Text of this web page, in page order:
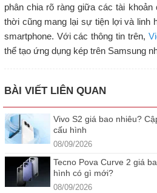
phân chia rõ ràng giữa các tài
thời cũng mang lại sự tiện lợi và linh
smartphone. Với các thông tin trên,
thể tạo ứng dụng kép trên Samsung
BÀI VIẾT LIÊN QUAN
Vivo S2 giá bao nhiêu?
cấu hình
08/09/2026
Tecno Pova Curve 2 giá
hình có gì mới?
08/09/2026